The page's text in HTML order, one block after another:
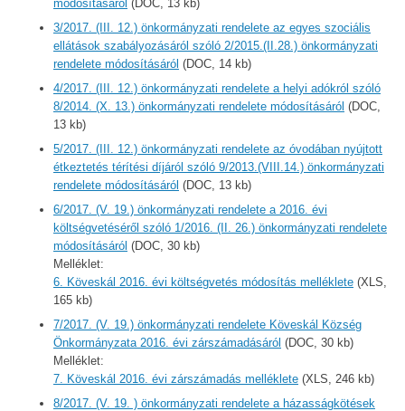
módosításáról (DOC, 13 kb)
3/2017. (III. 12.) önkormányzati rendelete az egyes szociális
ellátások szabályozásáról szóló 2/2015.(II.28.) önkormányzati
rendelete módosításáról (DOC, 14 kb)
4/2017. (III. 12.) önkormányzati rendelete a helyi adókról szóló
8/2014. (X. 13.) önkormányzati rendelete módosításáról (DOC,
13 kb)
5/2017. (III. 12.) önkormányzati rendelete az óvodában nyújtott
étkeztetés térítési díjáról szóló 9/2013.(VIII.14.) önkormányzati
rendelete módosításáról (DOC, 13 kb)
6/2017. (V. 19.) önkormányzati rendelete a 2016. évi
költségvetéséről szóló 1/2016. (II. 26.) önkormányzati rendelete
módosításáról (DOC, 30 kb)
Melléklet:
6. Köveskál 2016. évi költségvetés módosítás melléklete (XLS,
165 kb)
7/2017. (V. 19.) önkormányzati rendelete Köveskál Község
Önkormányzata 2016. évi zárszámadásáról (DOC, 30 kb)
Melléklet:
7. Köveskál 2016. évi zárszámadás melléklete (XLS, 246 kb)
8/2017. (V. 19. ) önkormányzati rendelete a házasságkötések